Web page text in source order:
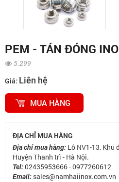
PEM - TÁN ĐÓNG
5.299
Giá: Liên hệ
MUA HÀNG
ĐỊA CHỈ MUA HÀNG
Địa chỉ mua hàng: Lô NV1-13, Khu
Huyện Thanh trì - Hà Nội.
Tel:02435953666 - 0977260612
Email: sales@namhaiinox.com.vn